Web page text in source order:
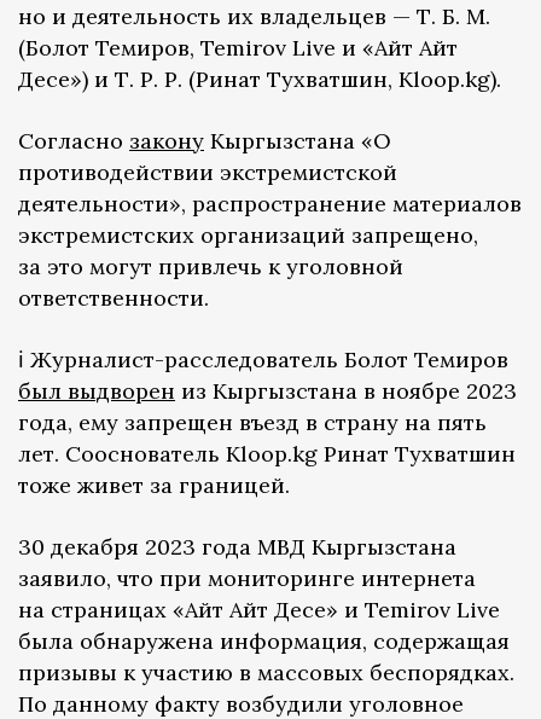
но и деятельность их владельцев — Т. Б. М.
(Болот Темиров, Temirov Live и «Айт Айт
Десе») и Т. Р. Р. (Ринат Тухватшин, Kloop.kg).
Согласно закону Кыргызстана «О
противодействии экстремистской
деятельности», распространение материалов
экстремистских организаций запрещено,
за это могут привлечь к уголовной
ответственности.
ℹ️ Журналист-расследователь Болот Темиров
был выдворен из Кыргызстана в ноябре 2023
года, ему запрещен въезд в страну на пять
лет. Сооснователь Kloop.kg Ринат Тухватшин
тоже живет за границей.
30 декабря 2023 года МВД Кыргызстана
заявило, что при мониторинге интернета
на страницах «Айт Айт Десе» и Temirov Live
была обнаружена информация, содержащая
призывы к участию в массовых беспорядках.
По данному факту возбудили уголовное